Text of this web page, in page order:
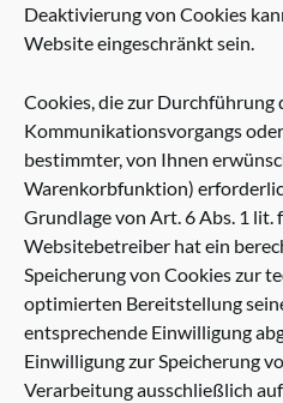
Deaktivierung von Cookies
Website eingeschränkt sein.
Cookies, die zur Durchführung
Kommunikationsvorgangs
bestimmter, von Ihnen
Warenkorbfunktion)
Grundlage von Art. 6 Abs. 1 lit.
Websitebetreiber hat ein
Speicherung von Cookies zur
optimierten Bereitstellung
entsprechende Einwilligung
Einwilligung zur Speicherung
Verarbeitung ausschließlich